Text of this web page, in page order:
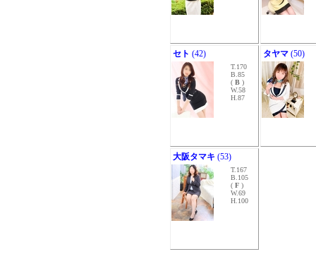
セト (42)
T.170
B.85
( B )
W.58
H.87
タヤマ (50)
大阪タマキ (53)
T.167
B.105
( F )
W.69
H.100